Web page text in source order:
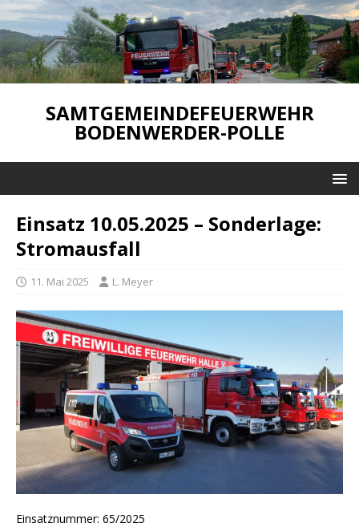
SAMTGEMEINDEFEUERWEHR
BODENWERDER-POLLE
Einsatz 10.05.2025 – Sonderlage:
Stromausfall
11. Mai 2025 L. Meyer
Einsatznummer: 65/2025